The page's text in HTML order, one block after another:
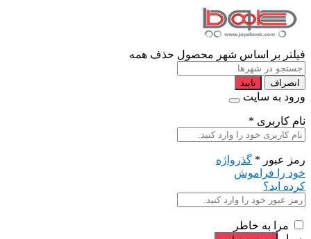
فیلتر بر اساس شهر محصول حذف همه
انصراف تایید
ورود به سایت
نام کاربری *
رمز عبور * گذرواژه
خود را فراموش
کرده اید؟
مرا به خاطر